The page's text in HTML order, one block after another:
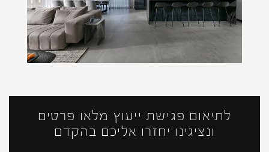
לתיאום פגישת ייעוץ מלאו פרטים
ונציגינו יחזרו אליכם בהקדם